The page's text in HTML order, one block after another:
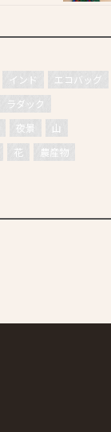
インド
エコバッグ
ラダック
夜景
山
花
農産物